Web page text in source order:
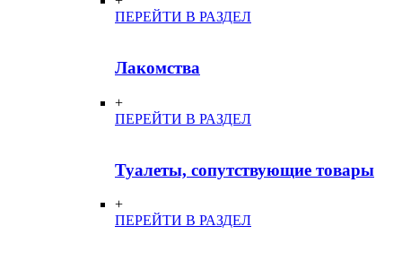
ПЕРЕЙТИ В РАЗДЕЛ
Лакомства
+
ПЕРЕЙТИ В РАЗДЕЛ
Туалеты, сопутствующие товары
+
ПЕРЕЙТИ В РАЗДЕЛ